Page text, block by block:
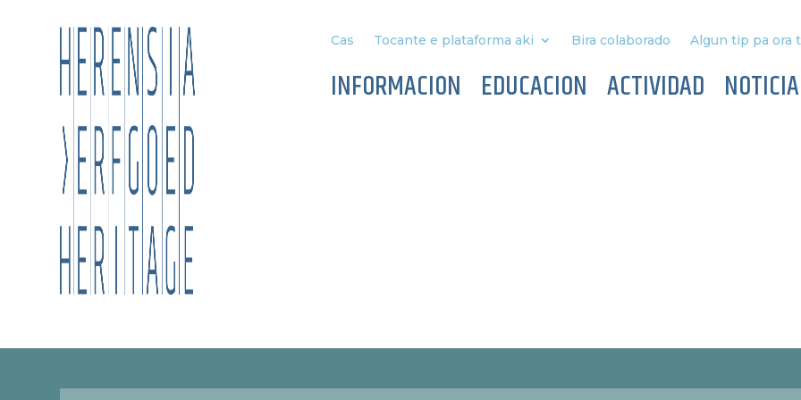
Cas Tocante e plataforma aki Bira colaborado Algun tip pa ora
INFORMACION EDUCACION ACTIVIDAD NOTICIA